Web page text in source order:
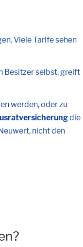
Viele Tarife sehen
Besitzer selbst, greift
werden, oder zu
die
nicht den